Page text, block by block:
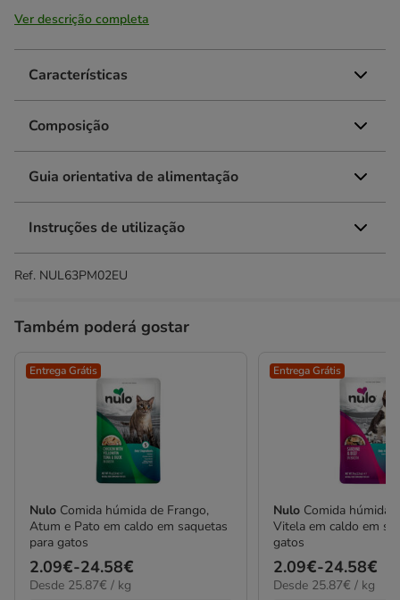
Ver descrição completa
Características
Composição
Guia orientativa de alimentação
Instruções de utilização
Ref. NUL63PM02EU
Também poderá gostar
Entrega Grátis
Nulo Comida húmida de Frango,
Atum e Pato em caldo em saquetas
para gatos
Preço
de
2.09€-24.58€
25.87€
Desde 25.87€ / kg
Entrega Grátis
Nulo Comida húmida
Vitela em caldo em
gatos
Preço
de
2.09€-24.58€
25.87€
Desde 25.87€ / kg